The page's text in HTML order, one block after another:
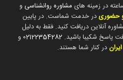
مشاوره روانشناسی و
و حضوریدر خدمت شماست. در پایین
آنلاین دریافت کنید. فقط به دلیل
پاسخ شکیبا باشید. 02122354282 و
در کنار شما هستند.